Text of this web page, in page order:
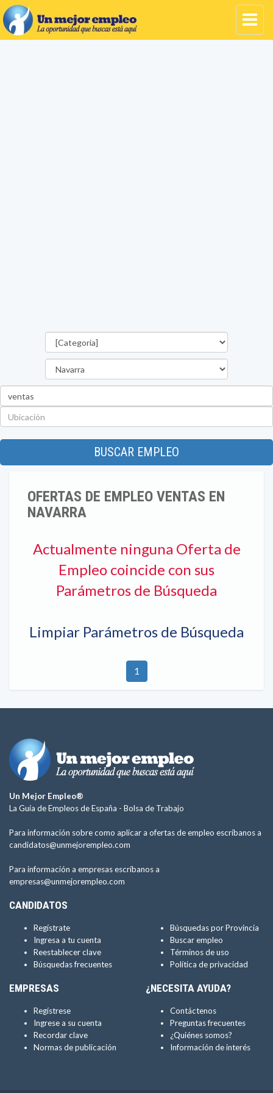
BUSCAR EMPLEO
OFERTAS DE EMPLEO VENTAS EN
NAVARRA
Actualmente ninguna Oferta de
Empleo coincide con sus
Parámetros de Búsqueda
Limpiar Parámetros de Búsqueda
1
Un Mejor Empleo®
La Guía de Empleos de España - Bolsa de Trabajo
Para información sobre como aplicar a ofertas de empleo escríbanos a
candidatos@unmejorempleo.com
Para información a empresas escríbanos a
empresas@unmejorempleo.com
CANDIDATOS
Regístrate
Ingresa a tu cuenta
Reestablecer clave
Búsquedas frecuentes
Búsquedas por Provincia
Buscar empleo
Términos de uso
Política de privacidad
EMPRESAS
Regístrese
Ingrese a su cuenta
Recordar clave
Normas de publicación
¿NECESITA AYUDA?
Contáctenos
Preguntas frecuentes
¿Quiénes somos?
Información de interés